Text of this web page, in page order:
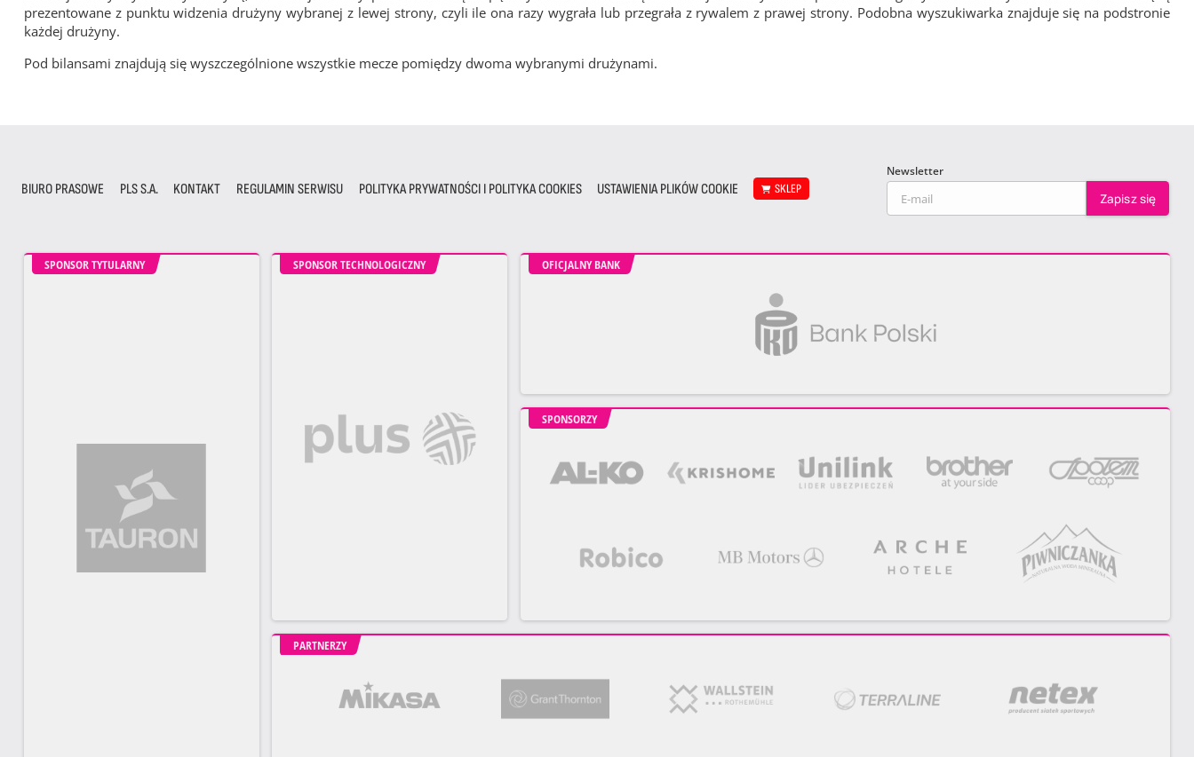
prezentowane z punktu widzenia drużyny wybranej z lewej strony, czyli ile ona razy wygrała lub przegrała z rywalem z prawej strony. Podobna wyszukiwarka znajduje się na podstronie
każdej drużyny.
Pod bilansami znajdują się wyszczególnione wszystkie mecze pomiędzy dwoma wybranymi drużynami.
BIURO PRASOWE PLS S.A. KONTAKT REGULAMIN SERWISU POLITYKA PRYWATNOŚCI I POLITYKA COOKIES USTAWIENIA PLIKÓW COOKIE SKLEP
Newsletter
SPONSOR TYTULARNY SPONSOR TECHNOLOGICZNY OFICJALNY BANK
SPONSORZY
PARTNERZY